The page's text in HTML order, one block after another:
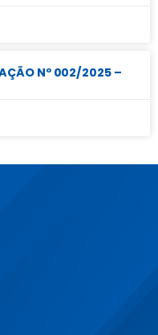
Nº 002/2025 –